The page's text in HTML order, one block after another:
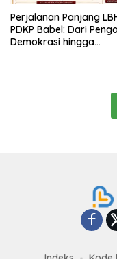
Perjalanan Panjang
PDKP Babel: Dari
Demokrasi hingga